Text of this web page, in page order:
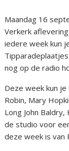
Maandag 16
Verkerk
iedere week kun
nog op de radio
Deze week kun je
Robin, Mary
Long John
de studio voor
deze week is van